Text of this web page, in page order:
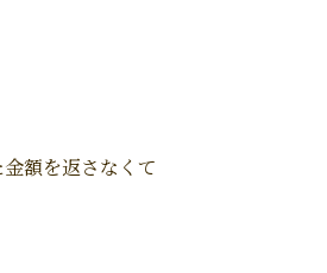
額を返さなくて